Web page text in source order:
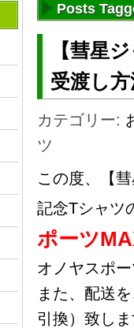
Posts
【彗星
受渡し
カテゴリー:
ツ
この度、【
記念Tシャツ
ポーツ
オノヤスポ
また、配送
引換）致し